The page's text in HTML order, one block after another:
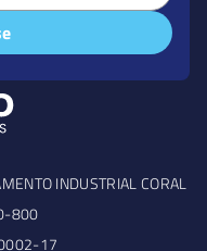
INDUSTRIAL CORAL
800
17